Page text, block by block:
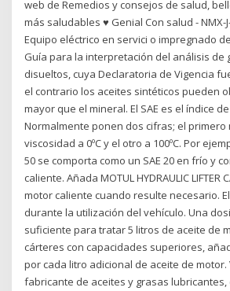
web de Remedios y consejos de salud,
más saludables ♥ Genial Con salud - NMX-
Equipo eléctrico en servici o impregnado
Guía para la interpretación del análisis de
disueltos, cuya Declaratoria de Vigencia
el contrario los aceites sintéticos pueden
mayor que el mineral. El SAE es el índice
Normalmente ponen dos cifras; el primero
viscosidad a 0ºC y el otro a 100ºC. Por
50 se comporta como un SAE 20 en frío y
caliente. Añada MOTUL HYDRAULIC LIFTER
motor caliente cuando resulte necesario.
durante la utilización del vehículo. Una
suficiente para tratar 5 litros de aceite de
cárteres con capacidades superiores,
por cada litro adicional de aceite de motor.
fabricante de aceites y grasas